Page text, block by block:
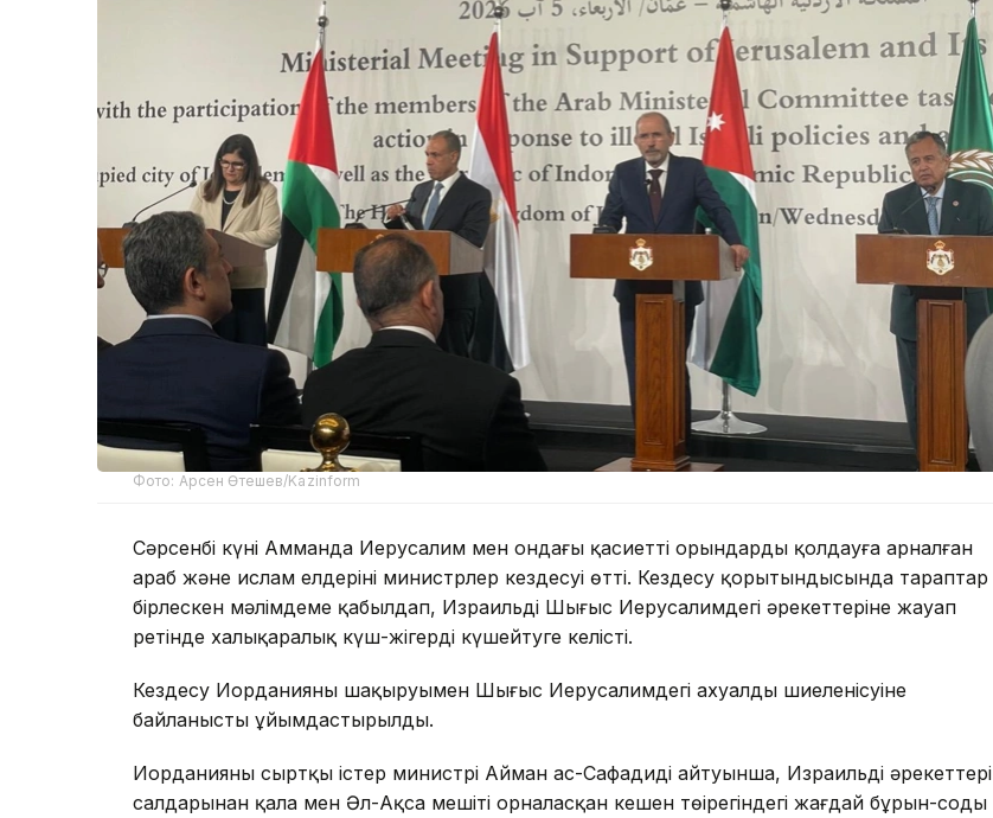
Фото: Арсен Өтешев/Kazinform
Сәрсенбі күні Амманда Иерусалим мен ондағы қасиетті орындарды қолдауға арналған
араб және ислам елдерінің министрлер кездесуі өтті. Кездесу қорытындысында тараптар
бірлескен мәлімдеме қабылдап, Израильдің Шығыс Иерусалимдегі әрекеттеріне жауап
ретінде халықаралық күш-жігерді күшейтуге келісті.
Кездесу Иорданияның шақыруымен Шығыс Иерусалимдегі ахуалдың шиеленісуіне
байланысты ұйымдастырылды.
Иорданияның сыртқы істер министрі Айман ас-Сафадидің айтуынша, Израильдің әрекеттері
салдарынан қала мен Әл-Ақса мешіті орналасқан кешен төңірегіндегі жағдай бұрын-соңды